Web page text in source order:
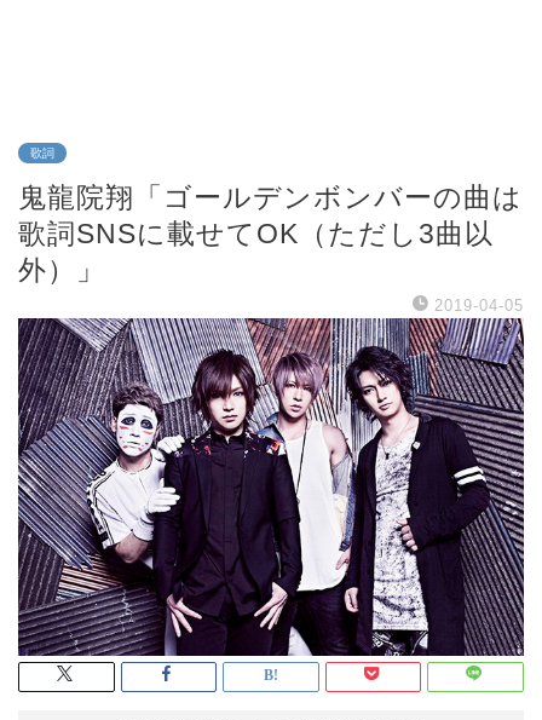
歌詞
鬼龍院翔「ゴールデンボンバーの曲は
歌詞SNSに載せてOK（ただし3曲以
外）」
2019-04-05